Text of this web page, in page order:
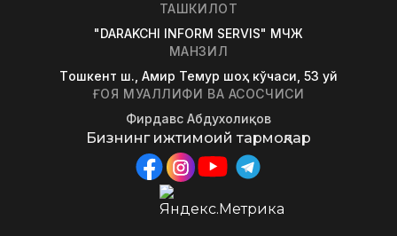
ТАШКИЛОТ
"DARAKCHI INFORM SERVIS" МЧЖ
МАНЗИЛ
Tошкент ш., Амир Темур шоҳ кўчаси, 53 уй
ҒОЯ МУАЛЛИФИ ВА АСОСЧИСИ
Фирдавс Абдухолиқов
Бизнинг ижтимоий тармоқлар